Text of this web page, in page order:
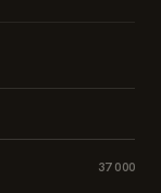
37 000